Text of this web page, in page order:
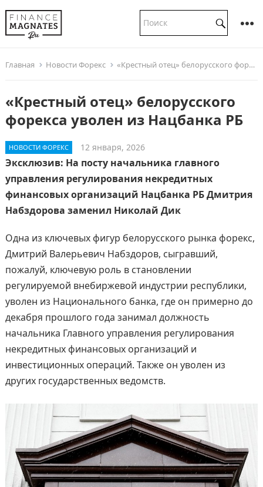
Главная Новости Форекс «Крестный отец» белорусского форекса уволен из Нацбанка РБ
«Крестный отец» белорусского
форекса уволен из Нацбанка РБ
НОВОСТИ ФОРЕКС 12 января, 2026
Эксклюзив: На посту начальника главного
управления регулирования некредитных
финансовых организаций Нацбанка РБ Дмитрия
Набздорова заменил Николай Дик
Одна из ключевых фигур белорусского рынка форекс,
Дмитрий Валерьевич Набздоров, сыгравший,
пожалуй, ключевую роль в становлении
регулируемой внебиржевой индустрии республики,
уволен из Национального банка, где он примерно до
декабря прошлого года занимал должность
начальника Главного управления регулирования
некредитных финансовых организаций и
инвестиционных операций. Также он уволен из
других государственных ведомств.